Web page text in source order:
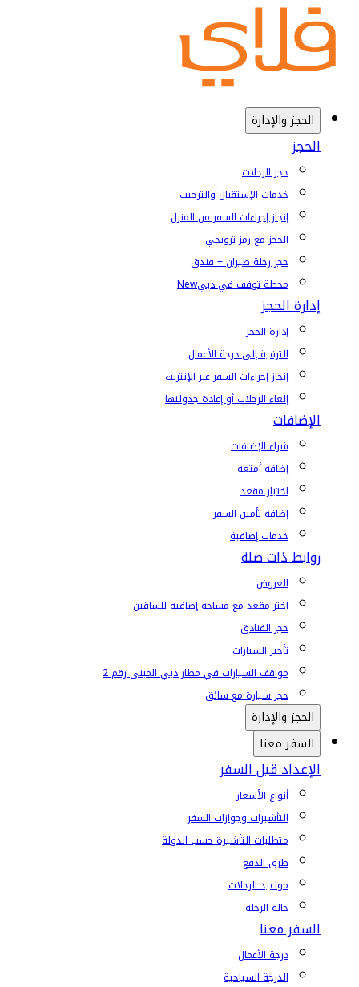
الحجز والإدارة
الحجز
حجز الرحلات
خدمات الإستقبال والترحيب
إنجاز إجراءات السفر من المنزل
الحجز مع رمز ترويجي
حجز رحلة طيران + فندق
محطة توقف في دبيNew
إدارة الحجز
إدارة الحجز
الترقية إلى درجة الأعمال
إنجاز إجراءات السفر عبر الإنترنت
إلغاء الرحلات أو إعادة جدولتها
الإضافات
شراء الإضافات
إضافة أمتعة
اختيار مقعد
إضافة تأمين السفر
خدمات إضافية
روابط ذات صلة
العروض
اختر مقعد مع مساحة إضافية للساقين
حجز الفنادق
تأجير السيارات
مواقف السيارات في مطار دبي المبنى رقم 2
حجز سيارة مع سائق
الحجز والإدارة
السفر معنا
الإعداد قبل السفر
أنواع الأسعار
التأشيرات وجوازات السفر
متطلبات التأشيرة حسب الدولة
طرق الدفع
مواعيد الرحلات
حالة الرحلة
السفر معنا
درجة الأعمال
الدرجة السياحية